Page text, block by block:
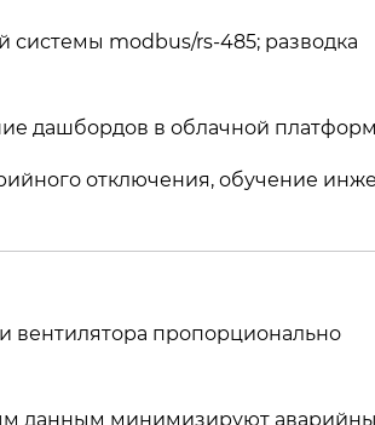
системы modbus/rs‑485; разводка
дашбордов в облачной
отключения, обучение
вентилятора пропорционально
данным минимизируют